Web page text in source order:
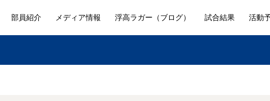
部員紹介 メディア情報 浮高ラガー（ブログ） 試合結果 活動